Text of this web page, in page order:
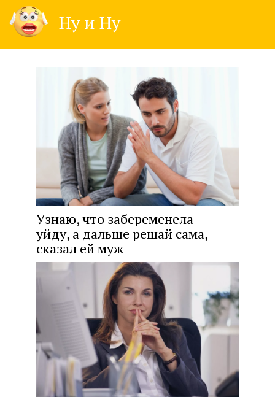
content
Ну и Ну
Узнаю, что забеременела —
уйду, а дальше решай сама,
сказал ей муж